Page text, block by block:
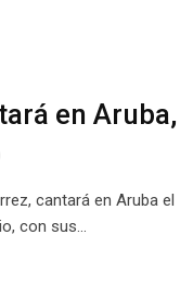
en Aruba,
cantará en Aruba el
con sus…